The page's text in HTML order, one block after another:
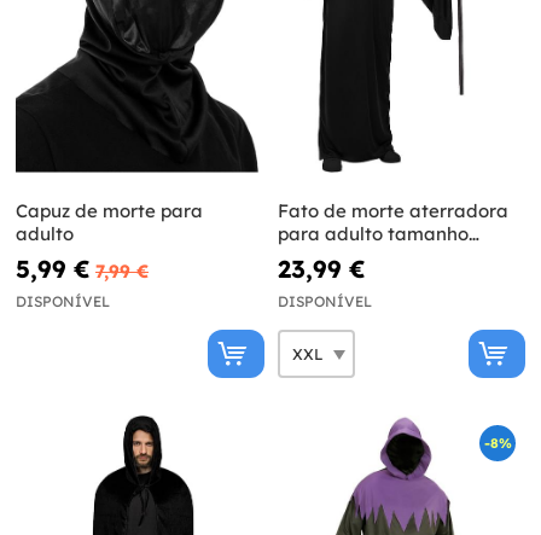
Capuz de morte para
adulto
5,99 € 7,99 €
DISPONÍVEL
Fato de morte aterradora
para adulto tamanho
grande
23,99 €
DISPONÍVEL
-8%